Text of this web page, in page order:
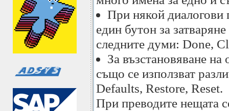
При някой диалогови
един бутон за
следните думи: Done,
За възстановяване
също се използват
Defaults, Restore, Reset.
При преводите нещата